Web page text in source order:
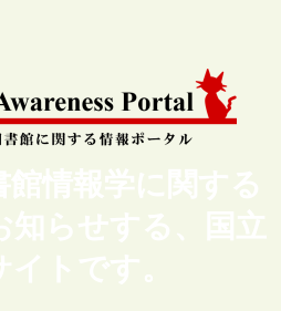
館情報学に関する
知らせする、国立
トです。